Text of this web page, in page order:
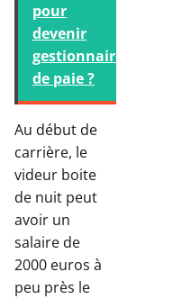
pour
devenir
gestionnaire
de paie ?
Au début de
carrière, le
videur boite
de nuit peut
avoir un
salaire de
2000 euros à
peu près le